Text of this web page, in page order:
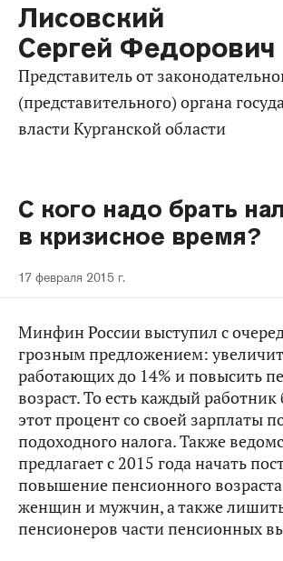
Лисовский
Сергей Федорович
представитель от законодательного
(представительного) органа
власти Курганской области
С кого надо брать
в кризисное время?
17 февраля 2015 г.
Минфин России выступил с
грозным предложением:
работающих до 14% и повысить
возраст.То есть каждый работник
этот процент со своей зарплаты
подоходного налога. Также
предлагает с 2015 годаначать
повышение пенсионного
женщин и мужчин, а также
пенсионеров части пенсионных